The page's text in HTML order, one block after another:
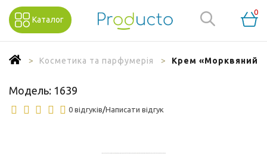
Каталог
0
Косметика та парфумерія Крем «Морквяний»
Модель: 1639
0 відгуків/Написати відгук